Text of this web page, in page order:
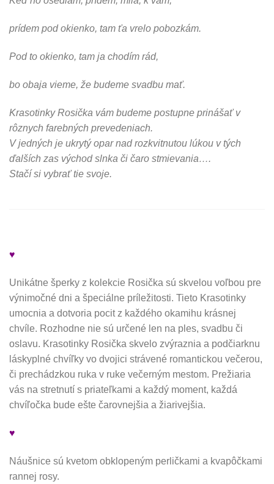
prídem pod okienko, tam ťa vrelo pobozkám.
Pod to okienko, tam ja chodím rád,
bo obaja vieme, že budeme svadbu mať.
Krasotinky Rosička vám budeme postupne prinášať v
rôznych farebných prevedeniach.
V jedných je ukrytý opar nad rozkvitnutou lúkou v tých
ďalších zas východ slnka či čaro stmievania….
Stačí si vybrať tie svoje.
♥
Unikátne šperky z kolekcie Rosička sú skvelou voľbou pre
výnimočné dni a špeciálne príležitosti. Tieto Krasotinky
umocnia a dotvoria pocit z každého okamihu krásnej
chvíle. Rozhodne nie sú určené len na ples, svadbu či
oslavu. Krasotinky Rosička skvelo zvýraznia a podčiarknu
láskyplné chvíľky vo dvojici strávené romantickou večerou,
či prechádzkou ruka v ruke večerným mestom. Prežiaria
vás na stretnutí s priateľkami a každý moment, každá
chvíľočka bude ešte čarovnejšia a žiarivejšia.
♥
Náušnice sú kvetom obklopeným perličkami a kvapôčkami
rannej rosy.